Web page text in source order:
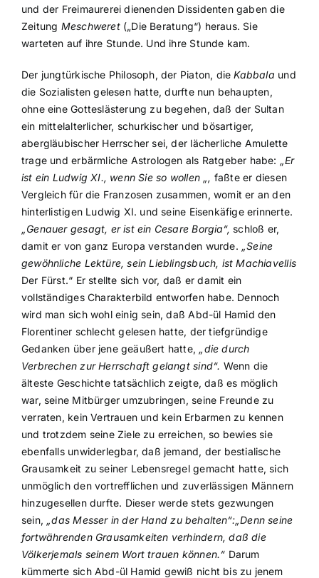
und der Freimaurerei dienenden Dissidenten gaben die
Zeitung Meschweret („Die Beratung“) heraus. Sie
warteten auf ihre Stunde. Und ihre Stunde kam.
Der jungtürkische Philosoph, der Piaton, dieKabbala und
die Sozialisten gelesen hatte, durfte nun behaupten,
ohne eine Gotteslästerung zu begehen, daß der Sultan
ein mittelalterlicher, schurkischer und bösartiger,
abergläubischer Herrscher sei, der lächerliche Amulette
trage und erbärmliche Astrologen als Ratgeber habe: „Er
ist ein Ludwig XI., wenn Sie so wollen „, faßte er diesen
Vergleich für die Franzosen zusammen, womit er an den
hinterlistigen Ludwig XI. und seine Eisenkäfige erinnerte.
„Genauer gesagt, er ist ein Cesare Borgia“, schloß er,
damit er von ganz Europa verstanden wurde. „Seine
gewöhnliche Lektüre, sein Lieblingsbuch, ist Machiavellis
Der Fürst.“ Er stellte sich vor, daß er damit ein
vollständiges Charakterbild entworfen habe. Dennoch
wird man sich wohl einig sein, daß Abd-ül Hamid den
Florentiner schlecht gelesen hatte, der tiefgründige
Gedanken über jene geäußert hatte, „die durch
Verbrechen zur Herrschaft gelangt sind“. Wenn die
älteste Geschichte tatsächlich zeigte, daß es möglich
war, seine Mitbürger umzubringen, seine Freunde zu
verraten, kein Vertrauen und kein Erbarmen zu kennen
und trotzdem seine Ziele zu erreichen, so bewies sie
ebenfalls unwiderlegbar, daß jemand, der bestialische
Grausamkeit zu seiner Lebensregel gemacht hatte, sich
unmöglich den vortrefflichen und zuverlässigen Männern
hinzugesellen durfte. Dieser werde stets gezwungen
sein, „das Messer in der Hand zu behalten“:„Denn seine
fortwährenden Grausamkeiten verhindern, daß die
Völkerjemals seinem Wort trauen können.“ Darum
kümmerte sich Abd-ül Hamid gewiß nicht bis zu jenem